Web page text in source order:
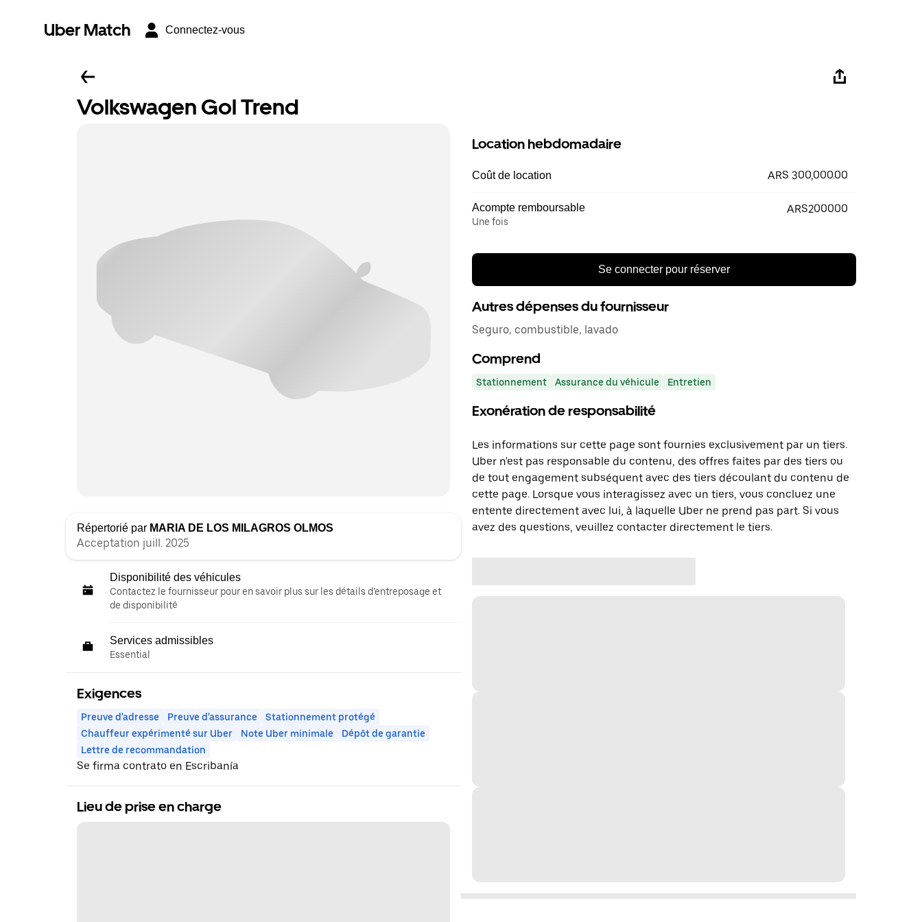
Uber Match Connectez-vous
Volkswagen Gol Trend
Répertorié par MARIA DE LOS MILAGROS OLMOS
Acceptation juill. 2025
Disponibilité des véhicules
Contactez le fournisseur pour en savoir plus sur les détails d’entreposage et
de disponibilité
Services admissibles
Essential
Exigences
Preuve d'adresse Preuve d'assurance
Stationnement protégé
Chauffeur expérimenté sur Uber
Note Uber minimale
Dépôt de garantie
Lettre de recommandation
Se firma contrato en Escribanía
Lieu de prise en charge
Location hebdomadaire
Coût de location ARS 300,000.00
Acompte remboursable
Une fois
ARS200000
Se connecter pour réserver
Autres dépenses du fournisseur
Seguro, combustible, lavado
Comprend
Stationnement Assurance du véhicule Entretien
Exonération de responsabilité
Les informations sur cette page sont fournies exclusivement par un tiers.
Uber n'est pas responsable du contenu, des offres faites par des tiers ou
de tout engagement subséquent avec des tiers découlant du contenu de
cette page. Lorsque vous interagissez avec un tiers, vous concluez une
entente directement avec lui, à laquelle Uber ne prend pas part. Si vous
avez des questions, veuillez contacter directement le tiers.